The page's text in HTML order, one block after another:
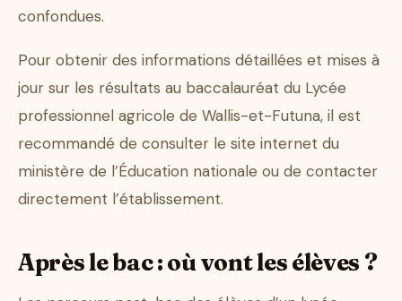
confondues.
Pour obtenir des informations détaillées et mises à
jour sur les résultats au baccalauréat du Lycée
professionnel agricole de Wallis-et-Futuna, il est
recommandé de consulter le site internet du
ministère de l’Éducation nationale ou de contacter
directement l’établissement.
Après le bac : où vont les élèves ?